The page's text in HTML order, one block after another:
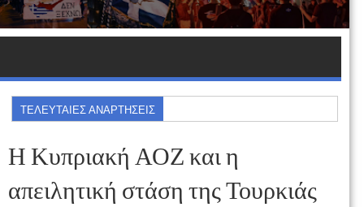
ΤΕΛΕΥΤΑΙΕΣ ΑΝΑΡΤΗΣΕΙΣ
Η Κυπριακή ΑΟΖ και η
απειλητική στάση της Τουρκιάς